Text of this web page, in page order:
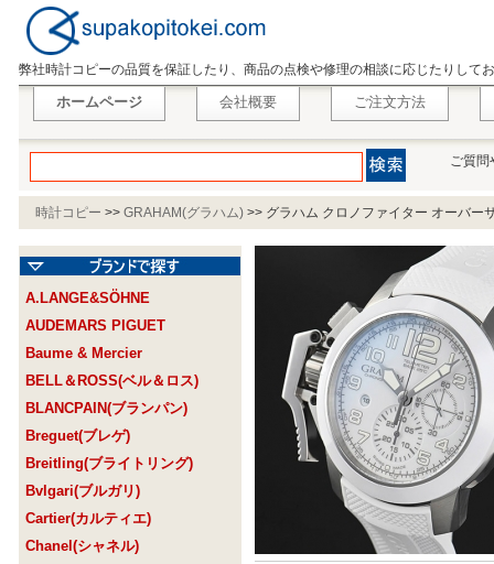
弊社時計コピーの品質を保証したり、商品の点検や修理の相談に応じたりして
ホームページ 会社概要 ご注文方法
ご質問
時計コピー >> GRAHAM(グラハム) >> グラハム クロノファイター オーバー
A.LANGE&SÖHNE
AUDEMARS PIGUET
Baume & Mercier
BELL＆ROSS(ベル＆ロス)
BLANCPAIN(ブランパン)
Breguet(ブレゲ)
Breitling(ブライトリング)
Bvlgari(ブルガリ)
Cartier(カルティエ)
Chanel(シャネル)